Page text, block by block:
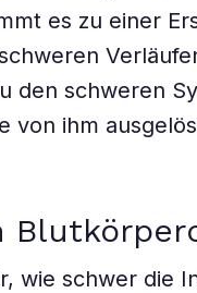
es zu einer
den schweren
von ihm
wie schwer die